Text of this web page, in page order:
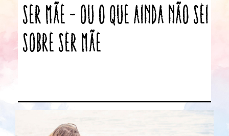
Ser mãe – ou o que ainda não sei
sobre ser mãe